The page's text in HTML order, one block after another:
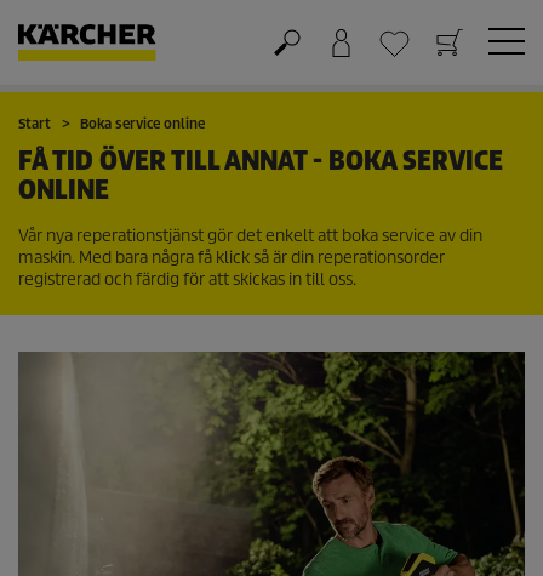
Varukorg
Önskelista
Start Boka service online
FÅ TID ÖVER TILL ANNAT - BOKA SERVICE
ONLINE
Vår nya reperationstjänst gör det enkelt att boka service av din
maskin. Med bara några få klick så är din reperationsorder
registrerad och färdig för att skickas in till oss.